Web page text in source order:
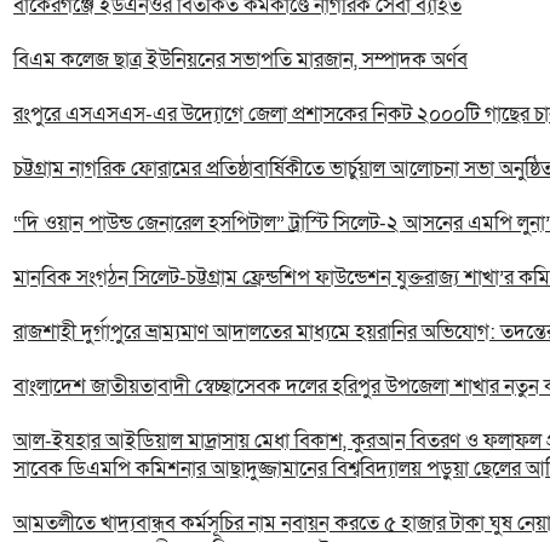
বিএম কলেজ ছাত্র ইউনিয়নের সভাপতি মারজান, সম্পাদক অর্ণব
রংপুরে এসএসএস-এর উদ্যোগে জেলা প্রশাসকের নিকট ২০০০টি গাছের
চট্টগ্রাম নাগরিক ফোরামের প্রতিষ্ঠাবার্ষিকীতে ভার্চুয়াল আলোচনা সভা
“দি ওয়ান পাউন্ড জেনারেল হসপিটাল” ট্রাস্টি সিলেট-২ আসনের এমপি
মানবিক সংগঠন সিলেট-চট্টগ্রাম ফ্রেন্ডশিপ ফাউন্ডেশন যুক্তরাজ্য শাখা’র
রাজশাহী দুর্গাপুরে ভ্রাম্যমাণ আদালতের মাধ্যমে হয়রানির অভিযোগ:
বাংলাদেশ জাতীয়তাবাদী স্বেচ্ছাসেবক দলের হরিপুর উপজেলা শাখার নতুন
আল-ইযহার আইডিয়াল মাদ্রাসায় মেধা বিকাশ, কুরআন বিতরণ ও ফলাফল
সাবেক ডিএমপি কমিশনার আছাদুজ্জামানের বিশ্ববিদ্যালয় পড়ুয়া ছেলের
আমতলীতে খাদ্যবান্ধব কর্মসূচির নাম নবায়ন করতে ৫ হাজার টাকা ঘুষ